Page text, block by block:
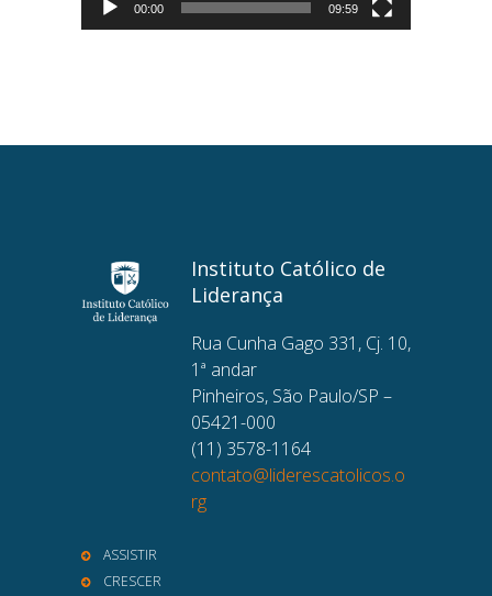
00:00 09:59
Instituto Católico de
Liderança
Rua Cunha Gago 331, Cj. 10,
1ª andar
Pinheiros, São Paulo/SP –
05421-000
(11) 3578-1164
contato@liderescatolicos.o
rg
ASSISTIR
CRESCER